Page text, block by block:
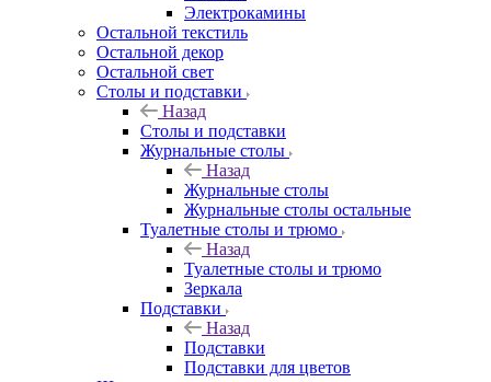
Электрокамины
Остальной текстиль
Остальной декор
Остальной свет
Столы и подставки
Назад
Столы и подставки
Журнальные столы
Назад
Журнальные столы
Журнальные столы остальные
Туалетные столы и трюмо
Назад
Туалетные столы и трюмо
Зеркала
Подставки
Назад
Подставки
Подставки для цветов